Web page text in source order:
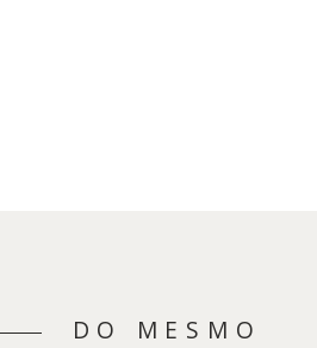
DO MESMO